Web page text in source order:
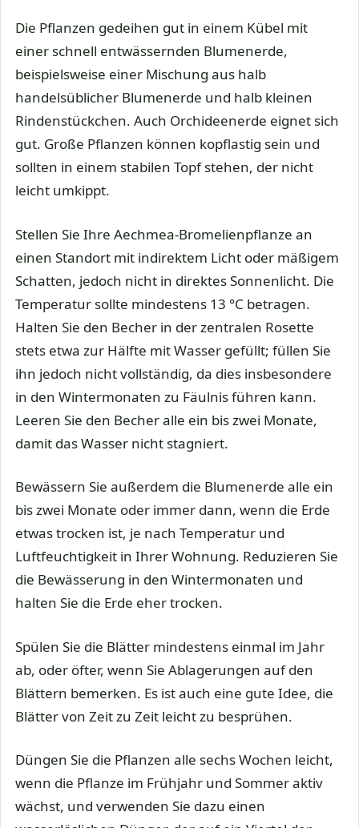
Die Pflanzen gedeihen gut in einem Kübel mit
einer schnell entwässernden Blumenerde,
beispielsweise einer Mischung aus halb
handelsüblicher Blumenerde und halb kleinen
Rindenstückchen. Auch Orchideenerde eignet sich
gut. Große Pflanzen können kopflastig sein und
sollten in einem stabilen Topf stehen, der nicht
leicht umkippt.
Stellen Sie Ihre Aechmea-Bromelienpflanze an
einen Standort mit indirektem Licht oder mäßigem
Schatten, jedoch nicht in direktes Sonnenlicht. Die
Temperatur sollte mindestens 13 °C betragen.
Halten Sie den Becher in der zentralen Rosette
stets etwa zur Hälfte mit Wasser gefüllt; füllen Sie
ihn jedoch nicht vollständig, da dies insbesondere
in den Wintermonaten zu Fäulnis führen kann.
Leeren Sie den Becher alle ein bis zwei Monate,
damit das Wasser nicht stagniert.
Bewässern Sie außerdem die Blumenerde alle ein
bis zwei Monate oder immer dann, wenn die Erde
etwas trocken ist, je nach Temperatur und
Luftfeuchtigkeit in Ihrer Wohnung. Reduzieren Sie
die Bewässerung in den Wintermonaten und
halten Sie die Erde eher trocken.
Spülen Sie die Blätter mindestens einmal im Jahr
ab, oder öfter, wenn Sie Ablagerungen auf den
Blättern bemerken. Es ist auch eine gute Idee, die
Blätter von Zeit zu Zeit leicht zu besprühen.
Düngen Sie die Pflanzen alle sechs Wochen leicht,
wenn die Pflanze im Frühjahr und Sommer aktiv
wächst, und verwenden Sie dazu einen